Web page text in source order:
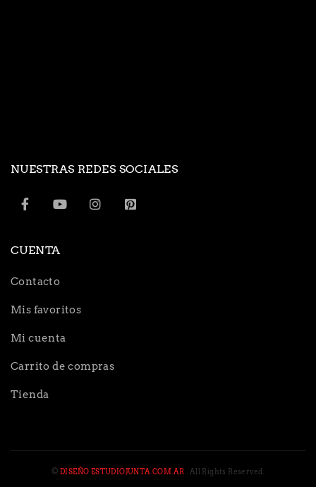
NUESTRAS REDES SOCIALES
CUENTA
Contacto
Mis favoritos
Mi cuenta
Carrito de compras
Tienda
©DISEÑO ESTUDIOJUNTA.COM.AR . All Rights Reserved.